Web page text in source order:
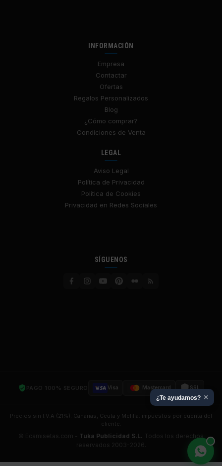
INFORMACIÓN
Empresa
Contactar
Ofertas
Regalos Personalizados
Blog
¿Cómo comprar?
Condiciones de Venta
LEGAL
Aviso Legal
Política de Privacidad
Política de Cookies
Privacidad en Redes Sociales
SÍGUENOS
PAGO 100% SEGURO Visa Mastercard SSL
Precios sin I.V.A (21%). Canarias, Ceuta y Melilla: impuestos por cuenta del
cliente.
© Ecamisetas.com - Tuka Publicidad S.L. Todos los derechos
reservados 2003-2026.
¿Te ayudamos? ×